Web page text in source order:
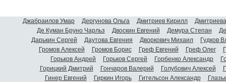
Джабраилов Умар Дергунова Ольга Дмитриев Кирилл
Де Куман Бруно Чарльз
Двоскин Евгений Демура Степан
Дарькин Сергей
Даутова Евгения Дворкович Михаил
Гудков
Громов Алексей
Громов Борис Греф Евгений Греф Олег
Горьков Андрей
Горьков Сергей Горбенко Александр
Горицкий Дмитрий
Гончаров Валерий Голубович Алексей
Гинер Евгений
Гиркин Игорь Гительсон Александр